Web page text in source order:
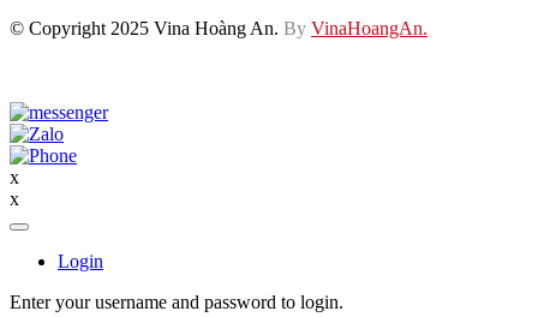
© Copyright 2025 Vina Hoàng An. By VinaHoangAn.
x
x
Login
Enter your username and password to login.